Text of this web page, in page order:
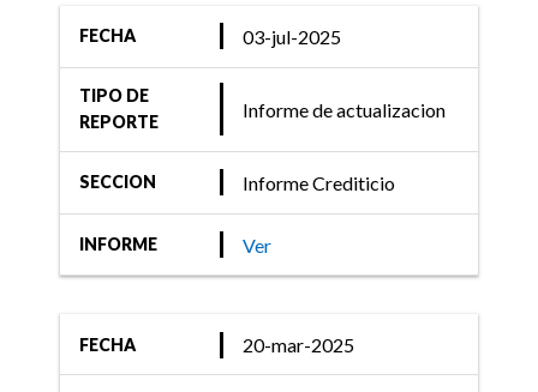
FECHA 03-jul-2025
TIPO DE
REPORTE
Informe de actualizacion
SECCION Informe Crediticio
INFORME Ver
FECHA 20-mar-2025